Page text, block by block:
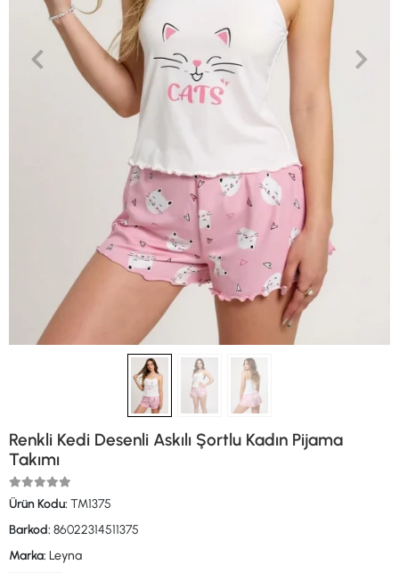
Renkli Kedi Desenli Askılı Şortlu Kadın Pijama
Takımı
Ürün Kodu: TM1375
Barkod: 86022314511375
Marka: Leyna